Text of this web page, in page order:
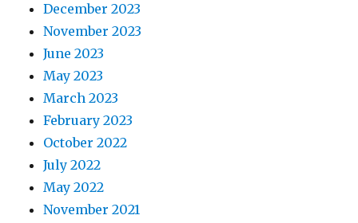
December 2023
November 2023
June 2023
May 2023
March 2023
February 2023
October 2022
July 2022
May 2022
November 2021